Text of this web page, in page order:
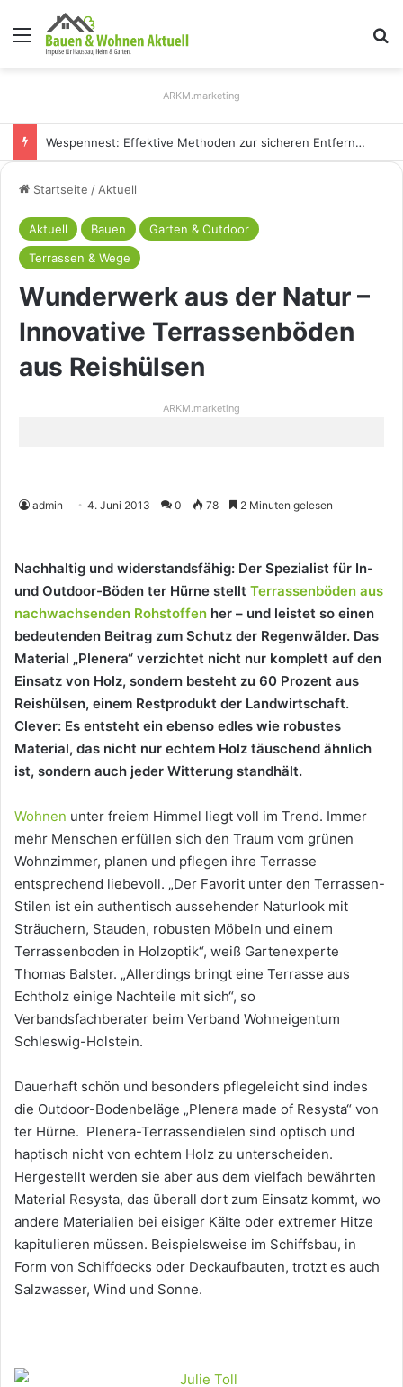
Menü
ARKM.marketing
Holz Pendelleuchten: Eleganz und Nachhaltigkeit für Ihr Zuhause
Startseite / Aktuell
Aktuell Bauen
Garten & Outdoor
Terrassen & Wege
Wunderwerk aus der Natur –
Innovative Terrassenböden
aus Reishülsen
ARKM.marketing
admin 4. Juni 2013 0 78 2 Minuten gelesen
Nachhaltig und widerstandsfähig: Der Spezialist für In-
und Outdoor-Böden ter Hürne stellt Terrassenböden aus
nachwachsenden Rohstoffen her – und leistet so einen
bedeutenden Beitrag zum Schutz der Regenwälder. Das
Material „Plenera“ verzichtet nicht nur komplett auf den
Einsatz von Holz, sondern besteht zu 60 Prozent aus
Reishülsen, einem Restprodukt der Landwirtschaft.
Clever: Es entsteht ein ebenso edles wie robustes
Material, das nicht nur echtem Holz täuschend ähnlich
ist, sondern auch jeder Witterung standhält.
Wohnen unter freiem Himmel liegt voll im Trend. Immer
mehr Menschen erfüllen sich den Traum vom grünen
Wohnzimmer, planen und pflegen ihre Terrasse
entsprechend liebevoll. „Der Favorit unter den Terrassen-
Stilen ist ein authentisch aussehender Naturlook mit
Sträuchern, Stauden, robusten Möbeln und einem
Terrassenboden in Holzoptik“, weiß Gartenexperte
Thomas Balster. „Allerdings bringt eine Terrasse aus
Echtholz einige Nachteile mit sich“, so
Verbandsfachberater beim Verband Wohneigentum
Schleswig-Holstein.
Dauerhaft schön und besonders pflegeleicht sind indes
die Outdoor-Bodenbeläge „Plenera made of Resysta“ von
ter Hürne. Plenera-Terrassendielen sind optisch und
haptisch nicht von echtem Holz zu unterscheiden.
Hergestellt werden sie aber aus dem vielfach bewährten
Material Resysta, das überall dort zum Einsatz kommt, wo
andere Materialien bei eisiger Kälte oder extremer Hitze
kapitulieren müssen. Beispielsweise im Schiffsbau, in
Form von Schiffdecks oder Deckaufbauten, trotzt es auch
Salzwasser, Wind und Sonne.